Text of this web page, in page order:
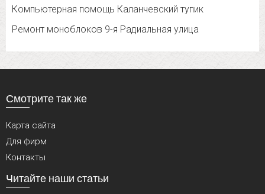
Компьютерная помощь Каланчевский тупик
Ремонт моноблоков 9-я Радиальная улица
Смотрите так же
Карта сайта
Для фирм
Контакты
Читайте наши статьи